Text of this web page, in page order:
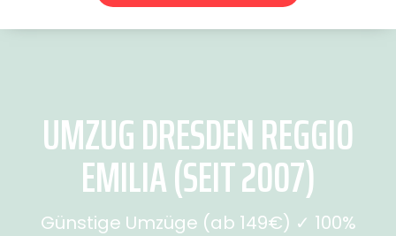
UMZUG DRESDEN REGGIO
EMILIA (SEIT 2007)
Günstige Umzüge (ab 149€) ✓ 100%